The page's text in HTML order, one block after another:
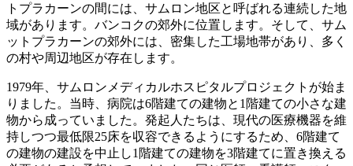
トプラカーンの間には、サムロン地区と呼ばれる連続した地
域があります。バンコクの郊外に位置します。そして、サム
ットプラカーンの郊外には、密集した工場地帯があり、多く
の村や周辺地区が存在します。
1979年、サムロンメディカルホスピタルプロジェクトが始ま
りました。当時、病院は6階建ての建物と1階建ての小さな建
物から成っていました。発起人たちは、現代の医療機器を維
持しつつ最低限25床を収容できるようにするため、6階建て
の建物の建設を中止し1階建ての建物を3階建てに置き換える